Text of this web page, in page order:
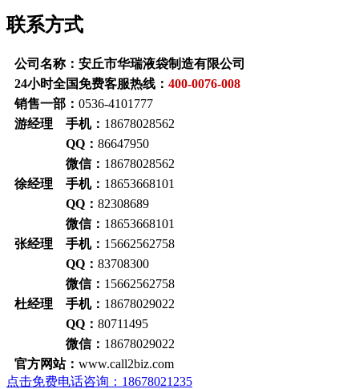
联系方式
公司名称：安丘市华瑞液袋制造有限公司
24小时全国免费客服热线： 400-0076-008
销售一部： 0536-4101777
游经理 手机： 18678028562
QQ： 86647950
微信： 18678028562
徐经理 手机： 18653668101
QQ： 82308689
微信： 18653668101
张经理 手机： 15662562758
QQ： 83708300
微信： 15662562758
杜经理 手机： 18678029022
QQ： 80711495
微信： 18678029022
官方网站： www.call2biz.com
点击免费电话咨询：18678021235